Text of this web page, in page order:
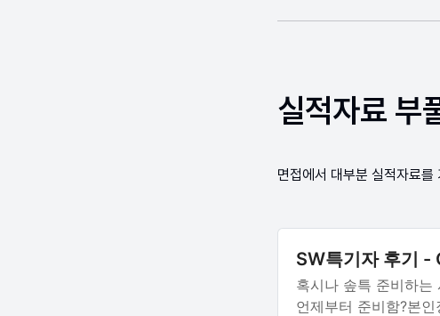
실적자료 부
면접에서 대부분 실적자료를
SW특기자 후기 -
혹시나 솦특 준비하는
언제부터 준비함?본